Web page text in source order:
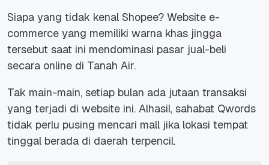
Siapa yang tidak kenal Shopee? Website e-
commerce yang memiliki warna khas jingga
tersebut saat ini mendominasi pasar jual-beli
secara online di Tanah Air.
Tak main-main, setiap bulan ada jutaan transaksi
yang terjadi di website ini. Alhasil, sahabat Qwords
tidak perlu pusing mencari mall jika lokasi tempat
tinggal berada di daerah terpencil.